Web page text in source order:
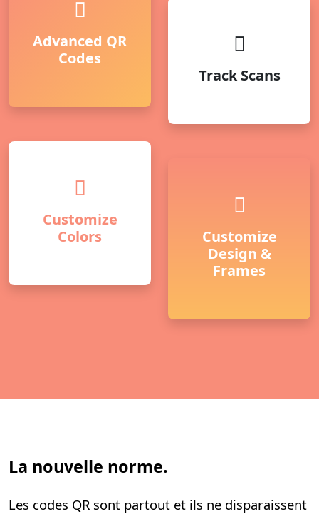
Advanced QR
Codes
Customize
Colors
Track Scans
Customize
Design &
Frames
La nouvelle norme.
Les codes QR sont partout et ils ne disparaissent